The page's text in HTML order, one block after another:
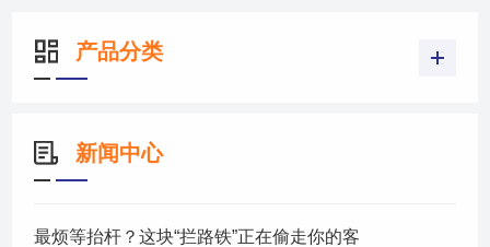
产品分类
新闻中心
最烦等抬杆？这块“拦路铁”正在偷走你的客